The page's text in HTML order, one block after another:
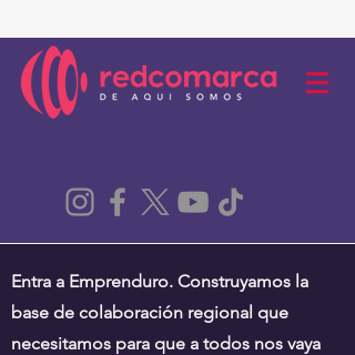
Entra a Emprenduro. Construyamos la
base de colaboración regional que
necesitamos para que a todos nos vaya